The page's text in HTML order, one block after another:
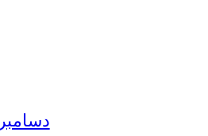
دسامبر 8, 2025